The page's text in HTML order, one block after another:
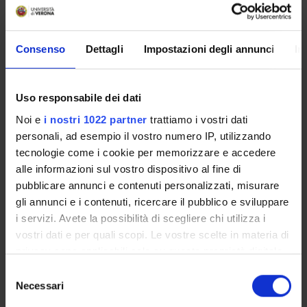
Consenso Dettagli Impostazioni degli annunci
Uso responsabile dei dati
Noi e i nostri 1022 partner trattiamo i vostri dati
personali, ad esempio il vostro numero IP, utilizzando
tecnologie come i cookie per memorizzare e accedere
alle informazioni sul vostro dispositivo al fine di
pubblicare annunci e contenuti personalizzati, misurare
gli annunci e i contenuti, ricercare il pubblico e sviluppare
i servizi. Avete la possibilità di scegliere chi utilizza i
vostri dati e per quali scopi. Le vostre scelte in materia di
privacy sono applicabili solo su questa proprietà digitale
modificare o revocare il proprio consenso in qualsiasi
momento dalla Dichiarazione sui cookie o facendo clic
Necessari
handbook are recommended.
Program
1. Introduction. What is "behavioural economics"? The two
non-selfish behaviour.
2. Part One. "Bounded rationality" in (i) firm behavior; (ii)
consumer choice; (iii) demand-supply interactions and (iv)
financial judgments and decision-making ("Behavioural
Finance").
3. Part Two. Standard game theory and behavioural game
theory. Social dilemmas and other strategic interaction
scenarios: experimental evidence on "social preferences'".
Bibliography